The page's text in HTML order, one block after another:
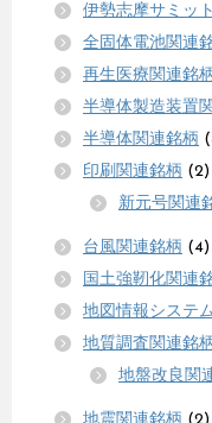
伊勢志摩サミッ
全固体電池関連
再生医療関連銘
半導体製造装置
半導体関連銘柄
印刷関連銘柄 (2)
新元号関連
台風関連銘柄 (4)
国土強靭化関連
地図情報システ
地質調査関連銘
地盤改良関